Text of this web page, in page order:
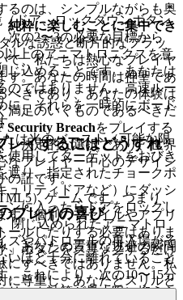
ドア、ロックダウンボタン
次の2〜3の必要な目標から
以上のアニマトロニクスを意
じ込めることです。あなたは
のではありません。高速ルー
に、それらを一時的にボード
は光のバースト（可能な限
使用してターゲットをおびき
遮り、指定されたチョークポ
ュリティドアなど）にダッシ
ンに入ったらドアをロックし
閉じ込められたアニマトロ
ズやパトロールの再入場がそ
いほど十分に離れていること
。これにより、次の10〜15分
リスク計算が最小限に抑えら
るのは、シンプルながらも奥
純粋に楽しむことに集中でき
ルな誘惑と断片的なプラッ
て、私たちは熱心なプレイヤ
す。あなたの時間は神聖であ
べきであり、あなたの体験は
満足のいくものであるべきだ
Security Breachをプレイする
、決定的な選択であり、世界
なプレイヤー中心のデザイン
の証です。
プレイの喜び
、あなたの貴重な逃避の瞬間
にすべきではありません。私
に尊重し、あなたとスリルと
レイするにはどうすれ
）ゲームです。つまり、
す。個別のファイルやアプリ
ールしたりする必要はありま
」ボタンをクリックするだけ